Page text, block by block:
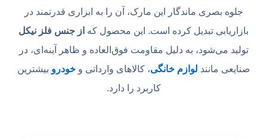
جلوه بصری ماندگار این مارک، آن را به ابزاری قدرتمند در
بازاریابی تبدیل کرده است. این محصول که از جنس فلز نیکل
تولید می‌شود، به دلیل مقاومت فوق‌العاده و ظاهر آینه‌ای، در
صنایعی مانند لوازم خانگی، کالاهای وارداتی وخودرو بیشترین
کاربرد را دارد.